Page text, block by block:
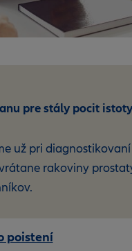
pre stály pocit istoty
už pri diagnostikovaní
rakoviny
poistení